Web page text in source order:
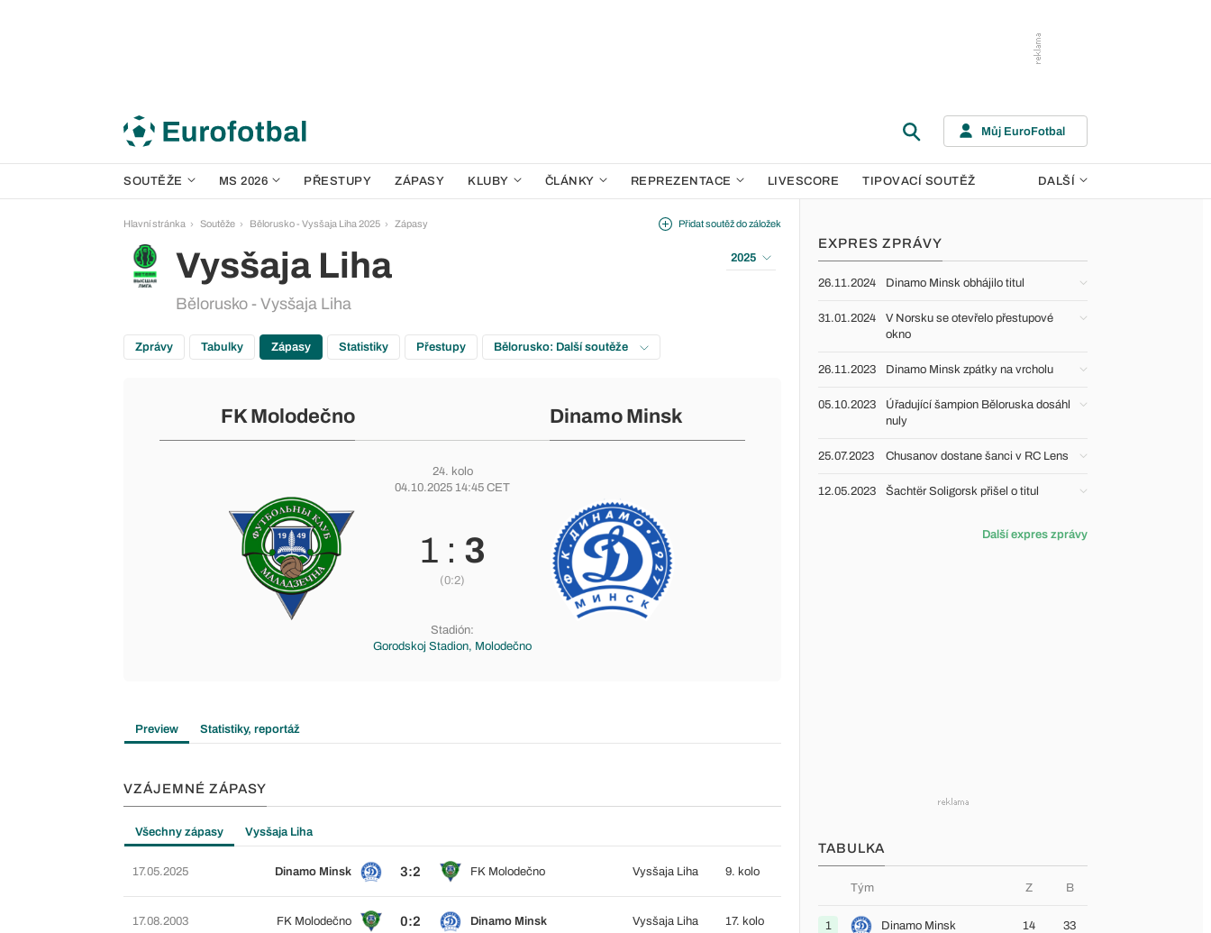
Můj EuroFotbal
SOUTĚŽE MS 2026 PŘESTUPY ZÁPASY KLUBY ČLÁNKY REPREZENTACE LIVESCORE TIPOVACÍ SOUTĚŽ DALŠÍ
Hlavní stránka Soutěže Bělorusko - Vysšaja Liha 2025 Zápasy
Vysšaja Liha
Bělorusko - Vysšaja Liha
Přidat soutěž do záložek
2025
Zprávy Tabulky Zápasy Statistiky Přestupy Bělorusko: Další soutěže
FK Molodečno Dinamo Minsk
24. kolo
04.10.2025 14:45 CET
1 : 3
(0:2)
Stadión:
Gorodskoj Stadion, Molodečno
Preview Statistiky, reportáž
VZÁJEMNÉ ZÁPASY
Všechny zápasy Vysšaja Liha
17.05.2025 Dinamo Minsk 3:2 FK Molodečno Vysšaja Liha 9. kolo
17.08.2003 FK Molodečno 0:2 Dinamo Minsk Vysšaja Liha 17. kolo
EXPRES ZPRÁVY
26.11.2024 Dinamo Minsk obhájilo titul
31.01.2024
V Norsku se otevřelo přestupové
okno
26.11.2023 Dinamo Minsk zpátky na vrcholu
05.10.2023
Úřadující šampion Běloruska dosáhl
nuly
25.07.2023 Chusanov dostane šanci v RC Lens
12.05.2023 Šachtër Soligorsk přišel o titul
Další expres zprávy
TABULKA
Tým Z B
1 Dinamo Minsk 14 33